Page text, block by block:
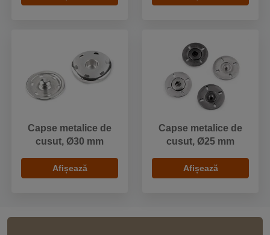
Capse metalice de
cusut, Ø30 mm
Afișează
Capse metalice de
cusut, Ø25 mm
Afișează